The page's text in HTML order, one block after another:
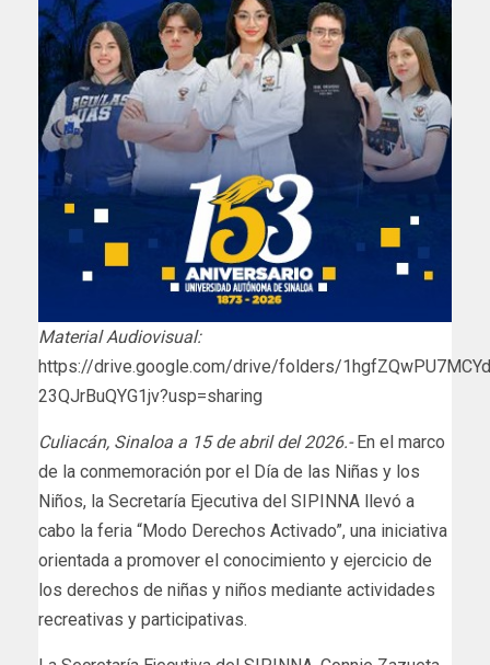
Material Audiovisual:
https://drive.google.com/drive/folders/
23QJrBuQYG1jv?usp=sharing
Culiacán, Sinaloa a 15 de abril del 2026.-En el marco
de la conmemoración por el Día de las Niñas y los
Niños, la Secretaría Ejecutiva del SIPINNA llevó a
cabo la feria “Modo Derechos Activado”, una iniciativa
orientada a promover el conocimiento y ejercicio de
los derechos de niñas y niños mediante actividades
recreativas y participativas.